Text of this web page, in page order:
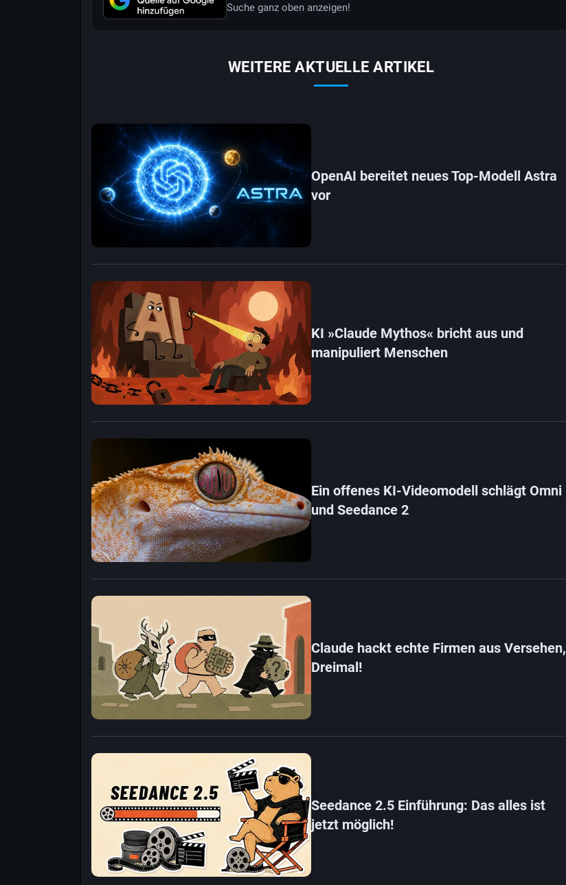
Suche ganz oben anzeigen!
WEITERE AKTUELLE ARTIKEL
OpenAI bereitet neues Top-Modell Astra
vor
KI »Claude Mythos« bricht aus und
manipuliert Menschen
Ein offenes KI-Videomodell schlägt Omni
und Seedance 2
Claude hackt echte Firmen aus Versehen,
Dreimal!
Seedance 2.5 Einführung: Das alles ist
jetzt möglich!